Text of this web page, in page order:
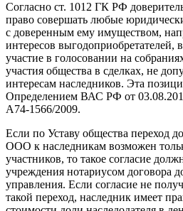
Согласно ст. 1012 ГК РФ
право совершать любые
с доверенным ему имуществом,
интересов выгодоприобретателей,
участие в голосовании на
участия общества в сделках, не
интересам наследников. Эта
Определением ВАС РФ от
А74-1566/2009.
Если по Уставу общества переход
ООО к наследникам возможен
участников, то такое согласие
учреждения нотариусом договора
управления. Если согласие не
такой переход, наследник имеет